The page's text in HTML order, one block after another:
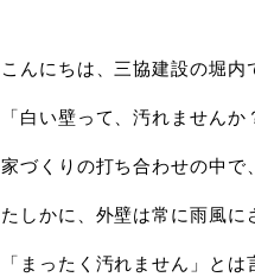
こんにちは、三協建設の堀内
「白い壁って、汚れませんか
家づくりの打ち合わせの中で
たしかに、外壁は常に雨風に
「まったく汚れません」とは